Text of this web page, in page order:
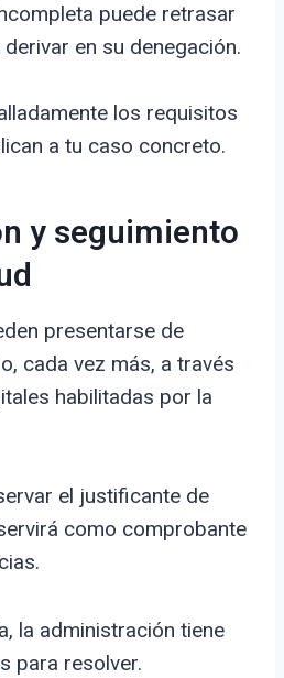
puede retrasar
en su denegación.
los requisitos
a tu caso concreto.
y seguimiento
presentarse de
cada vez más, a través
habilitadas por la
el justificante de
como comprobante
la administración tiene
para resolver.